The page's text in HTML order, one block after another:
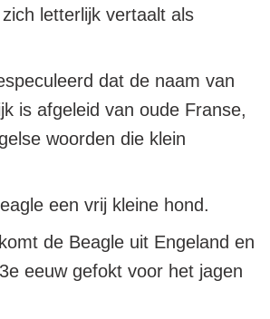
zich letterlijk vertaalt als
dat de naam van
is afgeleid van oude Franse,
woorden die klein
een vrij kleine hond.
de Beagle uit Engeland en
eeuw gefokt voor het jagen